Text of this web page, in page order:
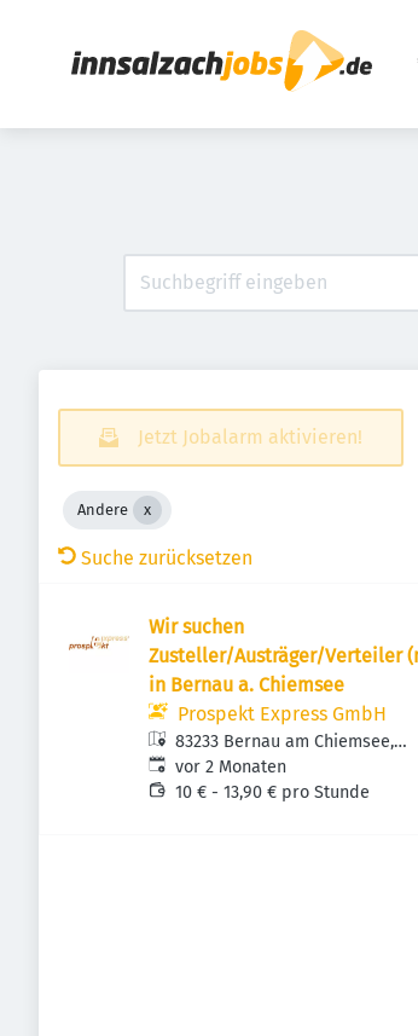
Jetzt Jobalarm aktivieren!
Andere
Suche zurücksetzen
Wir suchen
Zusteller/Austräger/Verteiler
in Bernau a. Chiemsee
Prospekt Express GmbH
83233 Bernau am Chiemsee,
Deutschland
Veröffentlicht:
vor 2 Monaten
10 € - 13,90 € pro Stunde